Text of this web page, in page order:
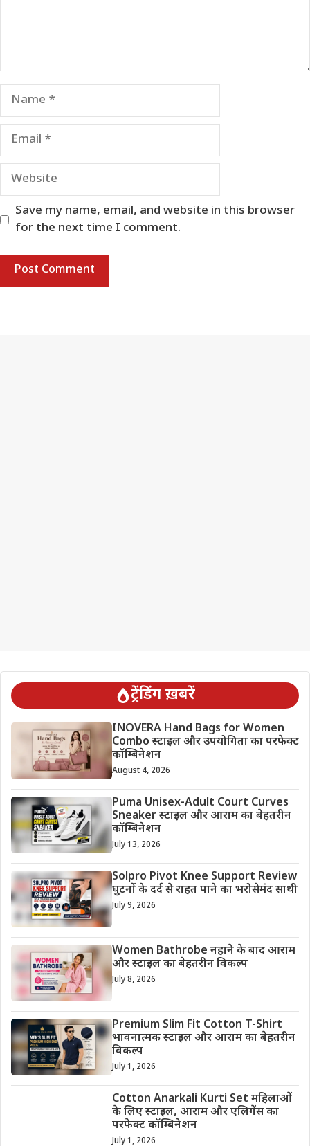
Name
Email
Website
Save my name, email, and website in this browser
for the next time I comment.
ट्रेंडिंग ख़बरें
INOVERA Hand Bags for Women
Combo स्टाइल और उपयोगिता का परफेक्ट
कॉम्बिनेशन
August 4, 2026
Puma Unisex-Adult Court Curves
Sneaker स्टाइल और आराम का बेहतरीन
कॉम्बिनेशन
July 13, 2026
Solpro Pivot Knee Support Review
घुटनों के दर्द से राहत पाने का भरोसेमंद साथी
July 9, 2026
Women Bathrobe नहाने के बाद आराम
और स्टाइल का बेहतरीन विकल्प
July 8, 2026
Premium Slim Fit Cotton T-Shirt
भावनात्मक स्टाइल और आराम का बेहतरीन
विकल्प
July 1, 2026
Cotton Anarkali Kurti Set महिलाओं
के लिए स्टाइल, आराम और एलिगेंस का
परफेक्ट कॉम्बिनेशन
July 1, 2026